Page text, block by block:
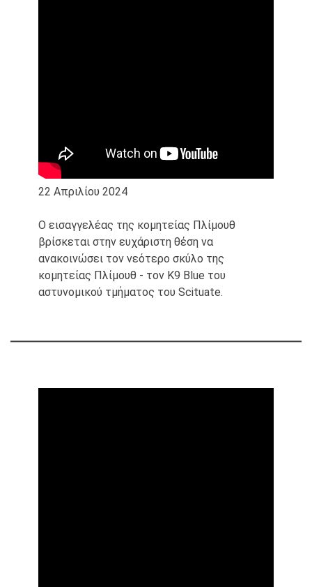
22 Απριλίου 2024
Ο εισαγγελέας της κομητείας Πλίμουθ
βρίσκεται στην ευχάριστη θέση να
ανακοινώσει τον νεότερο σκύλο της
κομητείας Πλίμουθ - τον K9 Blue του
αστυνομικού τμήματος του Scituate.